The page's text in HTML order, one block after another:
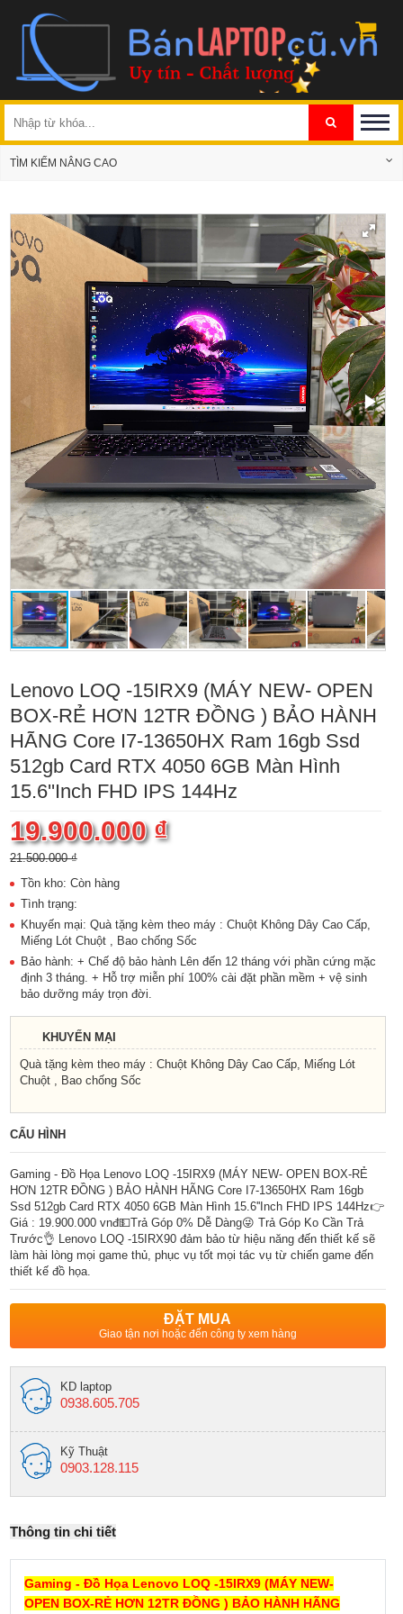
TÌM KIẾM NÂNG CAO
Lenovo LOQ -15IRX9 (MÁY NEW- OPEN
BOX-RẺ HƠN 12TR ĐỒNG ) BẢO HÀNH
HÃNG Core I7-13650HX Ram 16gb Ssd
512gb Card RTX 4050 6GB Màn Hình
15.6''Inch FHD IPS 144Hz
19.900.000 ₫
21.500.000 ₫
Tồn kho: Còn hàng
Tình trạng:
Khuyến mại: Quà tặng kèm theo máy : Chuột Không Dây Cao Cấp,
Miếng Lót Chuột , Bao chống Sốc
Bảo hành: + Chế độ bảo hành Lên đến 12 tháng với phần cứng mặc
định 3 tháng. + Hỗ trợ miễn phí 100% cài đặt phần mềm + vệ sinh
bảo dưỡng máy trọn đời.
KHUYẾN MẠI
Quà tặng kèm theo máy : Chuột Không Dây Cao Cấp, Miếng Lót
Chuột , Bao chống Sốc
CẤU HÌNH
Gaming - Đồ Họa Lenovo LOQ -15IRX9 (MÁY NEW- OPEN BOX-RẺ
HƠN 12TR ĐỒNG ) BẢO HÀNH HÃNG Core I7-13650HX Ram 16gb
Ssd 512gb Card RTX 4050 6GB Màn Hình 15.6''Inch FHD IPS 144Hz👉
Giá : 19.900.000 vnđ💵Trả Góp 0% Dễ Dàng😜 Trả Góp Ko Cần Trả
Trước👌 Lenovo LOQ -15IRX90 đảm bảo từ hiệu năng đến thiết kế sẽ
làm hài lòng mọi game thủ, phục vụ tốt mọi tác vụ từ chiến game đến
thiết kế đồ họa.
ĐẶT MUA
Giao tận nơi hoặc đến công ty xem hàng
KD laptop
0938.605.705
Kỹ Thuật
0903.128.115
Thông tin chi tiết
Gaming - Đồ Họa Lenovo LOQ -15IRX9 (MÁY NEW-
OPEN BOX-RẺ HƠN 12TR ĐỒNG ) BẢO HÀNH HÃNG